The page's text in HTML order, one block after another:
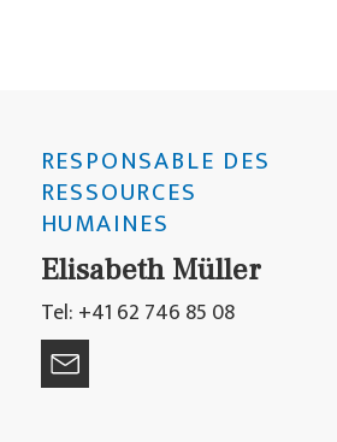
RESPONSABLE DES
RESSOURCES
HUMAINES
Elisabeth Müller
Tel: +41 62 746 85 08